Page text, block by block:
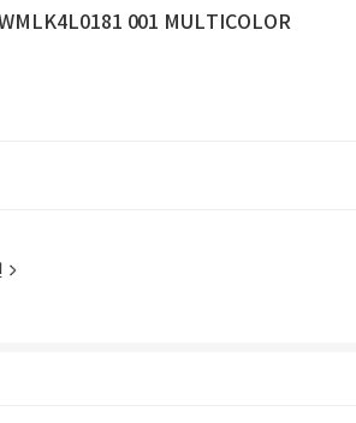
001 MULTICOLOR